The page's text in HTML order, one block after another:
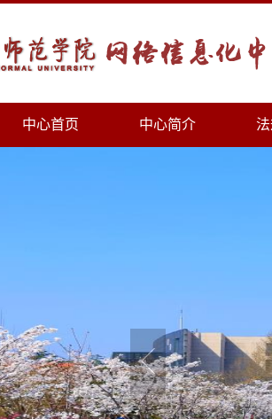
中心首页 中心简介